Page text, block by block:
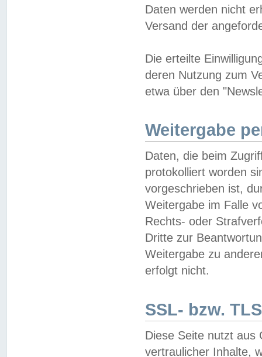
Daten werden nicht
Versand der
Die erteilte
deren Nutzung zum
etwa über den
Weitergabe
Daten, die beim
protokolliert worden
vorgeschrieben ist,
Weitergabe im Falle
Rechts- oder
Dritte zur
Weitergabe zu
erfolgt nicht.
SSL- bzw.
Diese Seite nutzt aus
vertraulicher Inhalte,